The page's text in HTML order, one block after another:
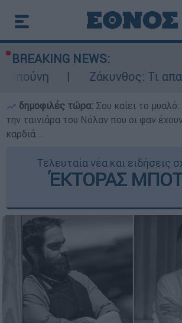
BREAKING NEWS:
Ζάκυνθος: Τι απαντά η
δημοφιλές τώρα: Σου καίει το
την ταινιάρα του Νόλαν που οι φαν
καρδιά...
Τελευταία νέα και ειδήσεις
ΈΚΤΟΡΑΣ